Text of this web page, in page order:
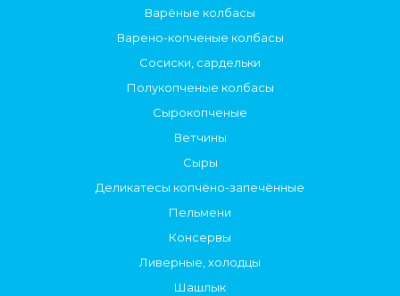
Варёные колбасы
Варено-копченые колбасы
Сосиски, сардельки
Полукопченые колбасы
Сырокопченые
Ветчины
Сыры
Деликатесы копчёно-запечённые
Пельмени
Консервы
Ливерные, холодцы
Шашлык